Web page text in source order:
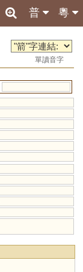
粵
普
單讀音字